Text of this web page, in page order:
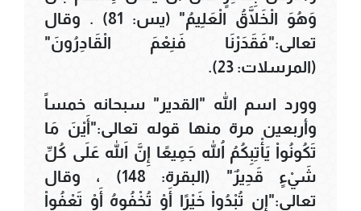
وَهُوَ الْخَلَّاقُ الْعَلِيمُ" (يس: 81) . وقال
تعالى:"فَقَدَرْنَا فَنِعْمَ الْقَادِرُونَ"
(المرسلات: 23).
وورد اسم الله "القدير" سبحانه خمساً
وأربعين مرة منها قوله تعالى:"أَيْنَ مَا
تَكُونُواْ يَأْتِبِكُمُ اللّهُ جَمِيعًا إِنَّ اللّهَ عَلَى كُلِّ
شَيْءٍ قَدِيرٌ" (البقرة: 148) ، وقال
تعالى:"إِن تُبْدُواْ خَيْرًا أَوْ تُخْفُوهُ أَوْ تَعْفُواْ